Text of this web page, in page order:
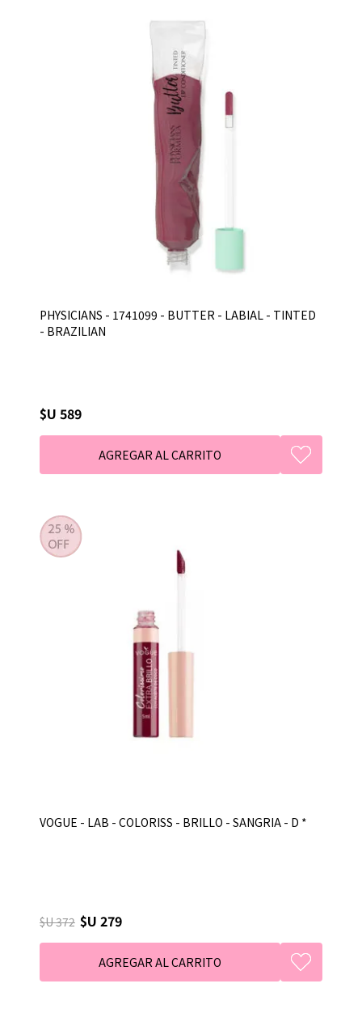
PHYSICIANS - 1741099 - BUTTER - LABIAL - TINTED
- BRAZILIAN
$U 589
VOGUE - LAB - COLORISS - BRILLO - SANGRIA - D *
$U 372 $U 279